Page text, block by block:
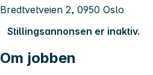
Bredtvetveien 2, 0950 Oslo
Stillingsannonsen er inaktiv.
Om jobben